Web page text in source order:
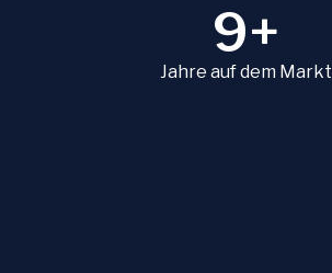
9+
Jahre auf dem Markt